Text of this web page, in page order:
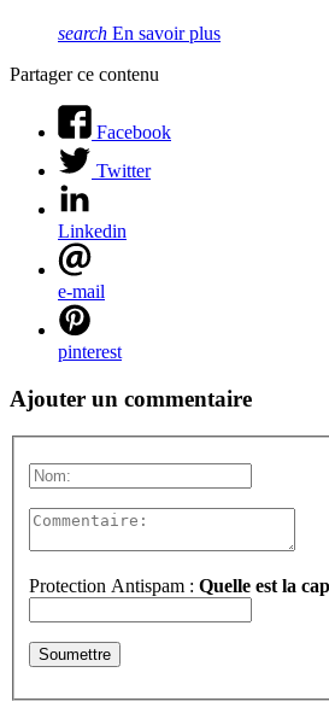
search En savoir plus
Partager ce contenu
Facebook
Twitter
Linkedin
e-mail
pinterest
Ajouter un commentaire
Protection Antispam : Quelle est la